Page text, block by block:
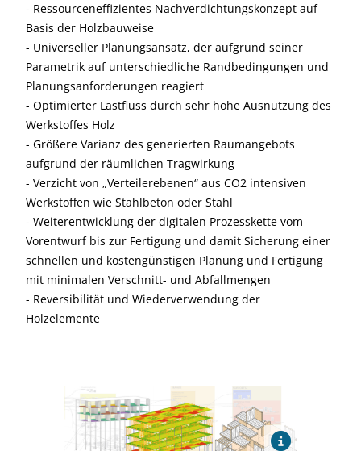
- Ressourceneffizientes Nachverdichtungskonzept auf
Basis der Holzbauweise
- Universeller Planungsansatz, der aufgrund seiner
Parametrik auf unterschiedliche Randbedingungen und
Planungsanforderungen reagiert
- Optimierter Lastfluss durch sehr hohe Ausnutzung des
Werkstoffes Holz
- Größere Varianz des generierten Raumangebots
aufgrund der räumlichen Tragwirkung
- Verzicht von „Verteilerebenen“ aus CO2 intensiven
Werkstoffen wie Stahlbeton oder Stahl
- Weiterentwicklung der digitalen Prozesskette vom
Vorentwurf bis zur Fertigung und damit Sicherung einer
schnellen und kostengünstigen Planung und Fertigung
mit minimalen Verschnitt- und Abfallmengen
- Reversibilität und Wiederverwendung der
Holzelemente